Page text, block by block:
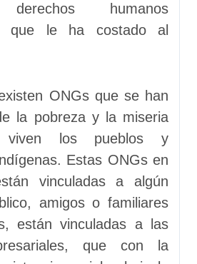
humanos
que le ha costado al
ONGs que se han
la pobreza y la miseria
los pueblos y
Estas ONGs en
vinculadas a algún
amigos o familiares
están vinculadas a las
que con la